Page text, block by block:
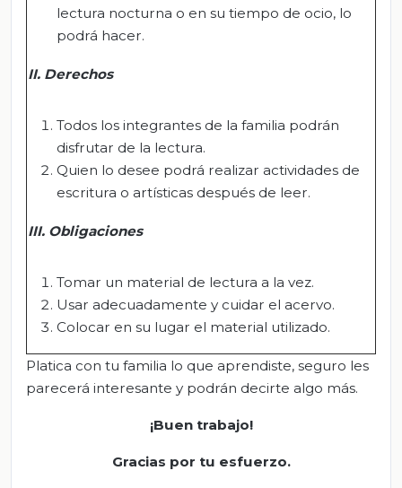
lectura nocturna o en su tiempo de ocio, lo
podrá hacer.
II. Derechos
Todos los integrantes de la familia podrán
disfrutar de la lectura.
Quien lo desee podrá realizar actividades de
escritura o artísticas después de leer.
III. Obligaciones
Tomar un material de lectura a la vez.
Usar adecuadamente y cuidar el acervo.
Colocar en su lugar el material utilizado.
Platica con tu familia lo que aprendiste, seguro les
parecerá interesante y podrán decirte algo más.
¡Buen trabajo!
Gracias por tu esfuerzo.